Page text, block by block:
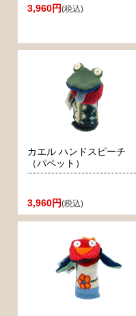
3,960円(税込)
カエル ハンドスピーチ
（パペット）
3,960円(税込)